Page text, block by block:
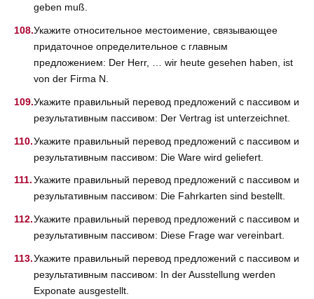
geben muß.
Укажите относительное местоимение, связывающее
придаточное определительное с главным
предложением: Der Herr, … wir heute gesehen haben, ist
von der Firma N.
Укажите правильный перевод предложений с пассивом и
результативным пассивом: Der Vertrag ist unterzeichnet.
Укажите правильный перевод предложений с пассивом и
результативным пассивом: Die Ware wird geliefert.
Укажите правильный перевод предложений с пассивом и
результативным пассивом: Die Fahrkarten sind bestellt.
Укажите правильный перевод предложений с пассивом и
результативным пассивом: Diese Frage war vereinbart.
Укажите правильный перевод предложений с пассивом и
результативным пассивом: In der Ausstellung werden
Exponate ausgestellt.